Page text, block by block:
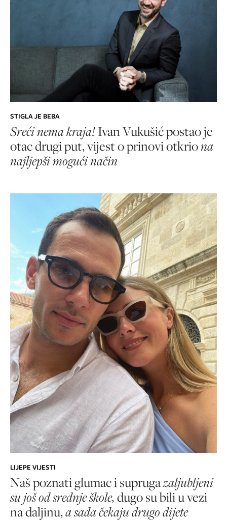
STIGLA JE BEBA
Sreći nema kraja!Ivan Vukušić postao je
otac drugi put, vijest o prinovi otkriona
najljepši mogući način
LIJEPE VIJESTI
Naš poznati glumac i suprugazaljubljeni
su još od srednje škole,dugo su bili u vezi
na daljinu,a sada čekaju drugo dijete